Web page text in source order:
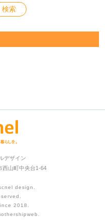
デザイン
西山町中央台1-64
design
2018.